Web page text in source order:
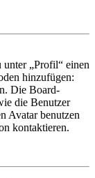
unter „Profil“ einen
hinzufügen:
Die Board-
die Benutzer
Avatar benutzen
kontaktieren.